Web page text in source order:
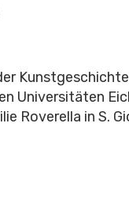
Universitäten
Roverella in S.